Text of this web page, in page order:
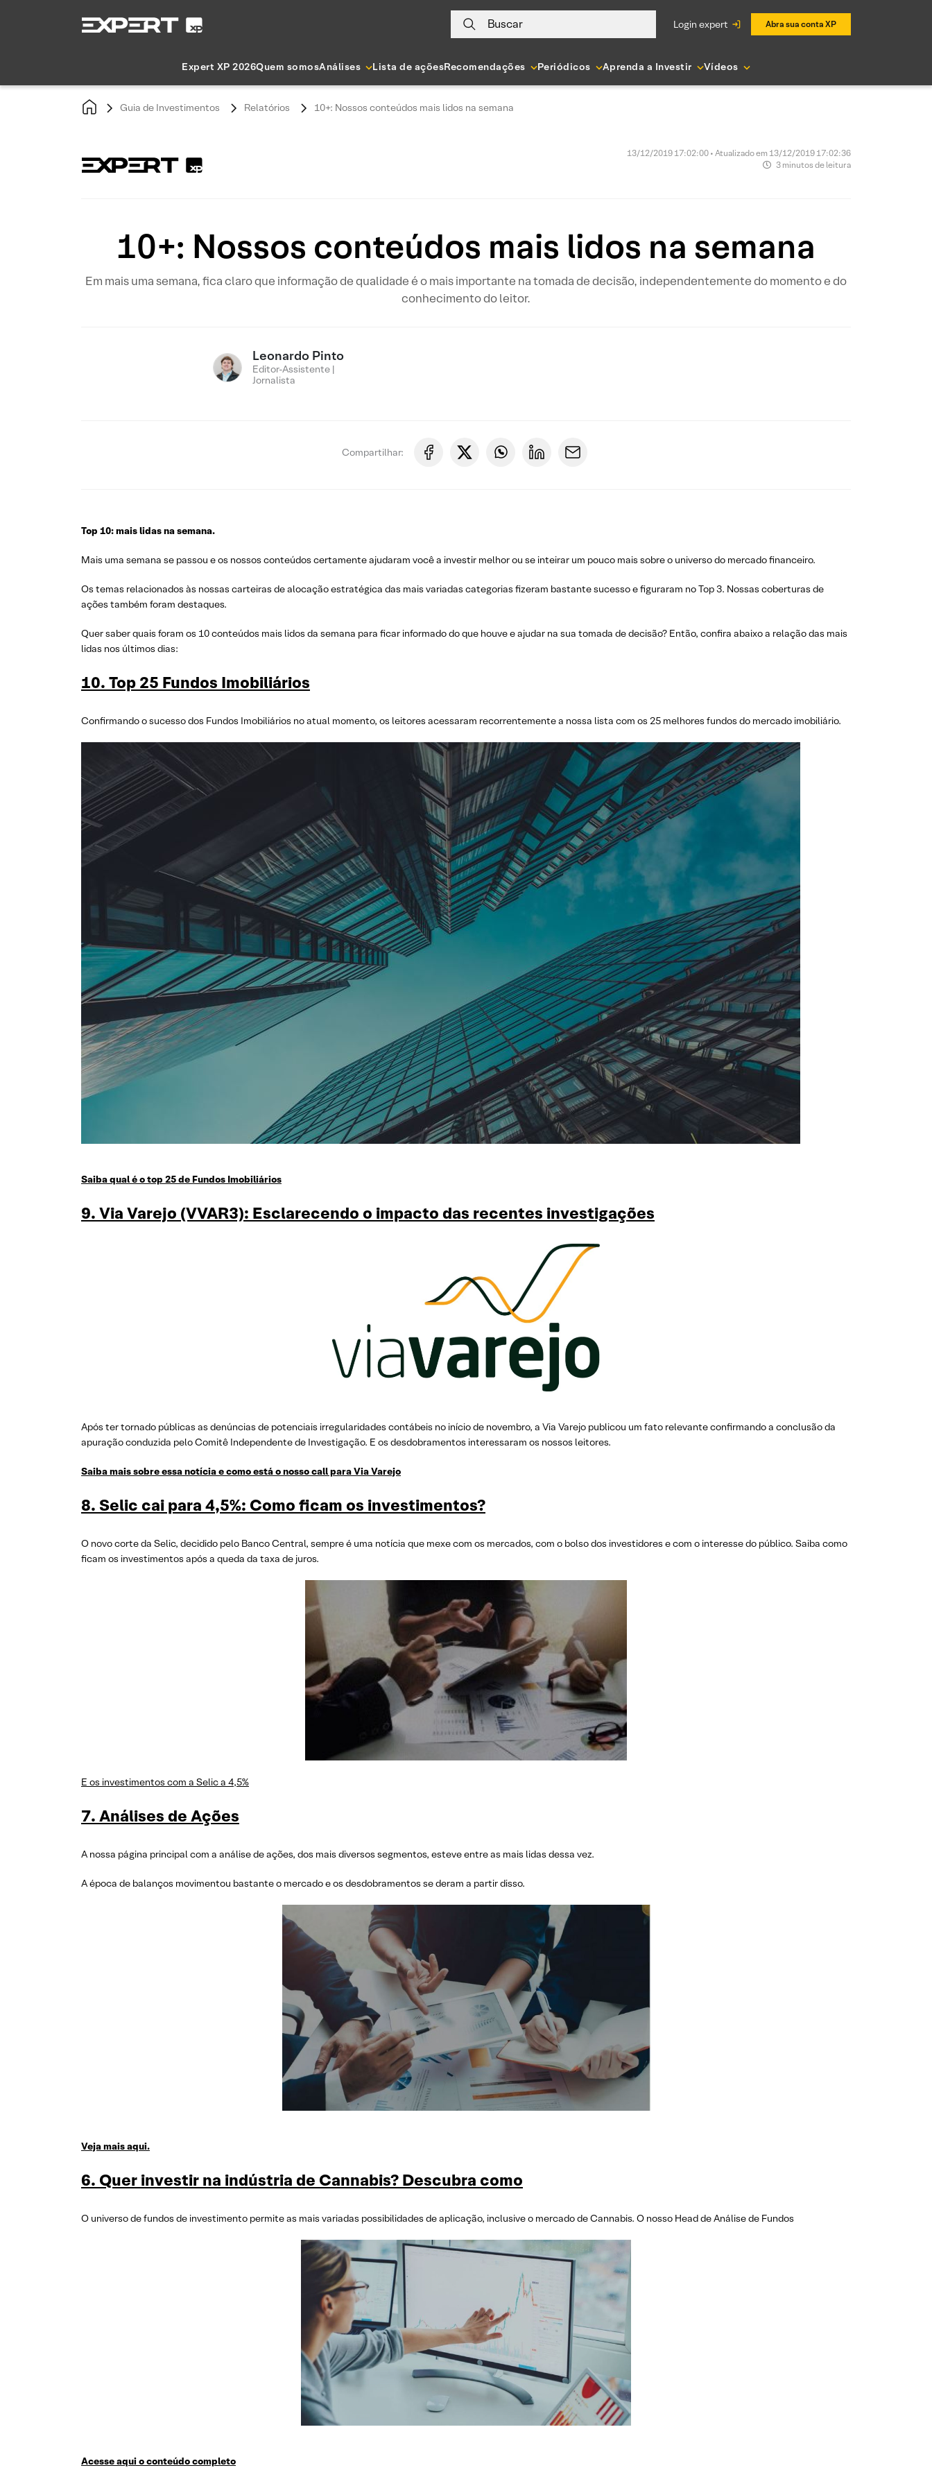
Buscar login expert Abra sua conta XP
Expert XP 2026Quem somosAnálises Lista de açõesRecomendações Periódicos Aprenda a Investir Vídeos
Guia de Investimentos Relatórios 10+: Nossos conteúdos mais lidos na semana
13/12/2019 17:02:00 • Atualizado em 13/12/2019 17:02:36
3 minutos de leitura
10+: Nossos conteúdos mais lidos na semana
Em mais uma semana, fica claro que informação de qualidade é o mais importante na tomada de decisão, independentemente do momento e do
conhecimento do leitor.
Leonardo Pinto
Editor-Assistente |
Jornalista
Compartilhar:
Top 10: mais lidas na semana.
Mais uma semana se passou e os nossos conteúdos certamente ajudaram você a investir melhor ou se inteirar um pouco mais sobre o universo do mercado financeiro.
Os temas relacionados às nossas carteiras de alocação estratégica das mais variadas categorias fizeram bastante sucesso e figuraram no Top 3. Nossas coberturas de
ações também foram destaques.
Quer saber quais foram os 10 conteúdos mais lidos da semana para ficar informado do que houve e ajudar na sua tomada de decisão? Então, confira abaixo a relação das mais
lidas nos últimos dias:
10. Top 25 Fundos Imobiliários
Confirmando o sucesso dos Fundos Imobiliários no atual momento, os leitores acessaram recorrentemente a nossa lista com os 25 melhores fundos do mercado imobiliário.
Saiba qual é o top 25 de Fundos Imobiliários
9. Via Varejo (VVAR3): Esclarecendo o impacto das recentes investigações
Após ter tornado públicas as denúncias de potenciais irregularidades contábeis no início de novembro, a Via Varejo publicou um fato relevante confirmando a conclusão da
apuração conduzida pelo Comitê Independente de Investigação. E os desdobramentos interessaram os nossos leitores.
Saiba mais sobre essa notícia e como está o nosso call para Via Varejo
8. Selic cai para 4,5%: Como ficam os investimentos?
O novo corte da Selic, decidido pelo Banco Central, sempre é uma notícia que mexe com os mercados, com o bolso dos investidores e com o interesse do público. Saiba como
ficam os investimentos após a queda da taxa de juros.
E os investimentos com a Selic a 4,5%
7. Análises de Ações
A nossa página principal com a análise de ações, dos mais diversos segmentos, esteve entre as mais lidas dessa vez.
A época de balanços movimentou bastante o mercado e os desdobramentos se deram a partir disso.
Veja mais aqui.
6. Quer investir na indústria de Cannabis? Descubra como
O universo de fundos de investimento permite as mais variadas possibilidades de aplicação, inclusive o mercado de Cannabis. O nosso Head de Análise de Fundos
Acesse aqui o conteúdo completo